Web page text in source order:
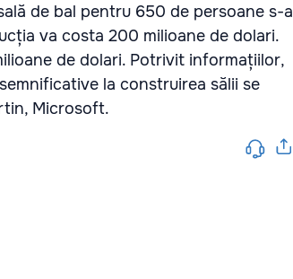
de bal pentru 650 de persoane s-a
va costa 200 milioane de dolari.
de dolari. Potrivit informațiilor,
la construirea sălii se
Microsoft.